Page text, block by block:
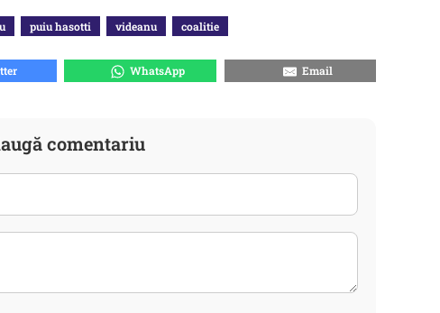
puiu hasotti videanu coalitie
WhatsApp Email
comentariu